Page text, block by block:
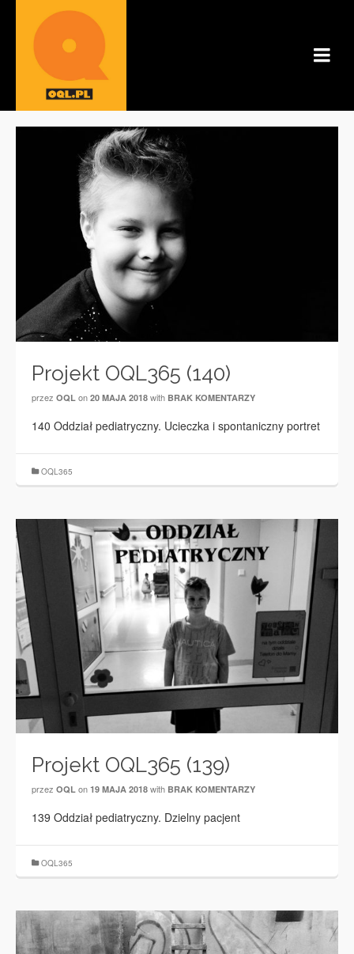
Projekt OQL365 (140)
przez OQL on 20 MAJA 2018 with BRAK KOMENTARZY
140 Oddział pediatryczny. Ucieczka i spontaniczny portret
OQL365
Projekt OQL365 (139)
przez OQL on 19 MAJA 2018 with BRAK KOMENTARZY
139 Oddział pediatryczny. Dzielny pacjent
OQL365